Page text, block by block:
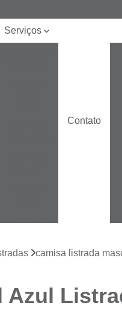
Serviços
Camisas
Contato
camisa listrada
Azul